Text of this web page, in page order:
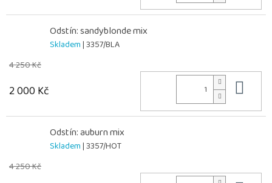
Odstín: sandyblonde mix
Skladem| 3357/BLA
4 250 Kč
2 000 Kč
Odstín: auburn mix
Skladem| 3357/HOT
4 250 Kč